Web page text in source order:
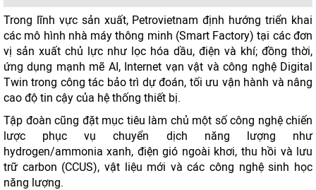
Trong lĩnh vực sản xuất, Petrovietnam định hướng triển khai
các mô hình nhà máy thông minh (Smart Factory) tại các đơn
vị sản xuất chủ lực như lọc hóa dầu, điện và khí; đồng thời,
ứng dụng mạnh mẽ AI, Internet vạn vật và công nghệ Digital
Twin trong công tác bảo trì dự đoán, tối ưu vận hành và nâng
cao độ tin cậy của hệ thống thiết bị.
Tập đoàn cũng đặt mục tiêu làm chủ một số công nghệ chiến
lược phục vụ chuyển dịch năng lượng như
hydrogen/ammonia xanh, điện gió ngoài khơi, thu hồi và lưu
trữ carbon (CCUS), vật liệu mới và các công nghệ sinh học
năng lượng.